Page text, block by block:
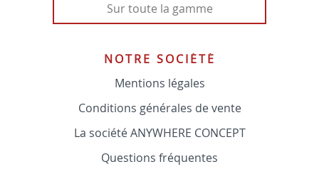
Sur toute la gamme
NOTRE SOCIÉTÉ
Mentions légales
Conditions générales de vente
La société ANYWHERE CONCEPT
Questions fréquentes